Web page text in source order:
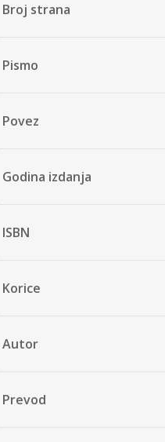
Broj strana
Pismo
Povez
Godina izdanja
ISBN
Korice
Autor
Prevod